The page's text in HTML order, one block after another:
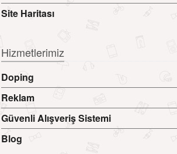
Site Haritası
Hizmetlerimiz
Doping
Reklam
Güvenli Alışveriş Sistemi
Blog